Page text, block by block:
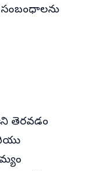
తెరవడం